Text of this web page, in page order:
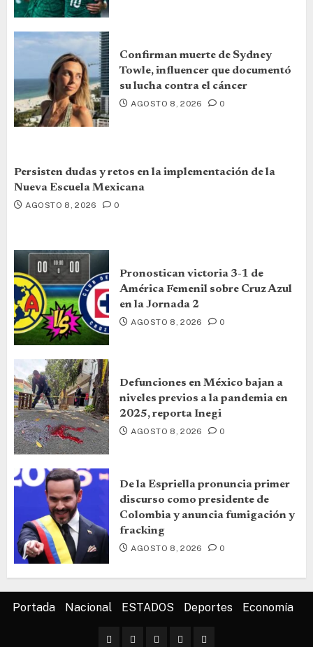
Confirman muerte de Sydney
Towle, influencer que documentó
su lucha contra el cáncer
AGOSTO 8, 2026 0
Persisten dudas y retos en la implementación de la
Nueva Escuela Mexicana
AGOSTO 8, 2026 0
Pronostican victoria 3-1 de
América Femenil sobre Cruz Azul
en la Jornada 2
AGOSTO 8, 2026 0
Defunciones en México bajan a
niveles previos a la pandemia en
2025, reporta Inegi
AGOSTO 8, 2026 0
De la Espriella pronuncia primer
discurso como presidente de
Colombia y anuncia fumigación y
fracking
AGOSTO 8, 2026 0
Portada Nacional ESTADOS Deportes Economía